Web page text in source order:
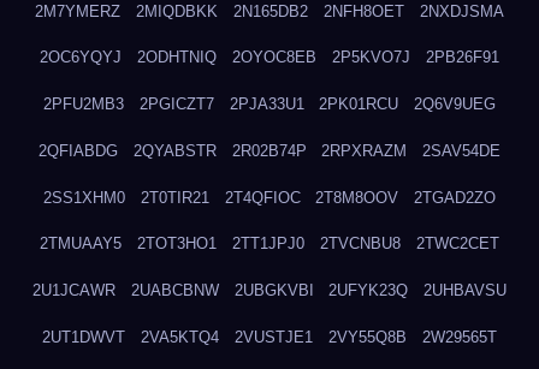
2M7YMERZ 2MIQDBKK 2N165DB2 2NFH8OET 2NXDJSMA
2OC6YQYJ 2ODHTNIQ 2OYOC8EB 2P5KVO7J 2PB26F91
2PFU2MB3 2PGICZT7 2PJA33U1 2PK01RCU 2Q6V9UEG
2QFIABDG 2QYABSTR 2R02B74P 2RPXRAZM 2SAV54DE
2SS1XHM0 2T0TIR21 2T4QFIOC 2T8M8OOV 2TGAD2ZO
2TMUAAY5 2TOT3HO1 2TT1JPJ0 2TVCNBU8 2TWC2CET
2U1JCAWR 2UABCBNW 2UBGKVBI 2UFYK23Q 2UHBAVSU
2UT1DWVT 2VA5KTQ4 2VUSTJE1 2VY55Q8B 2W29565T